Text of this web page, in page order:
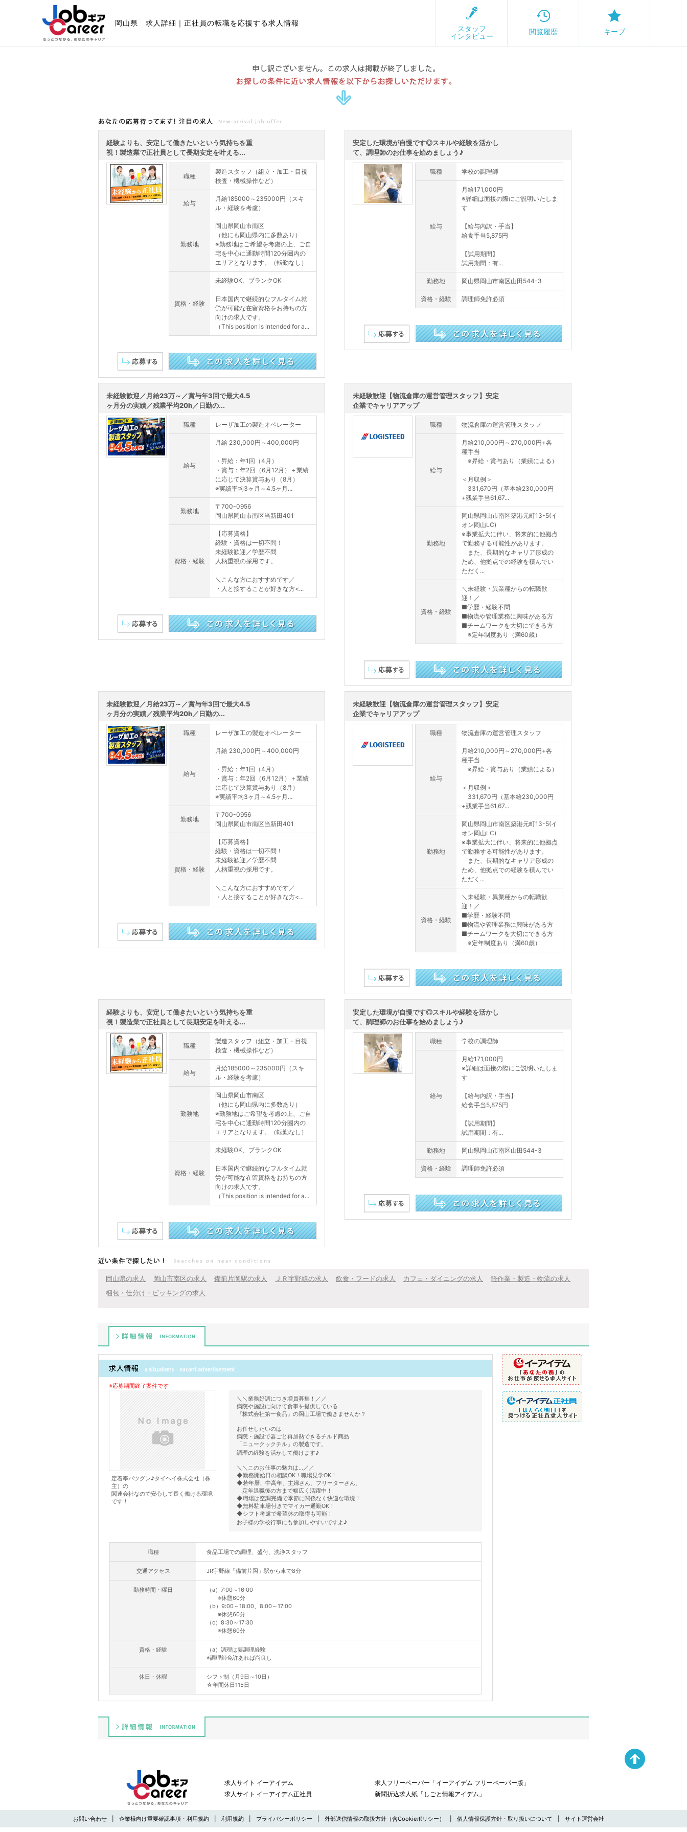
岡山県 求人詳細｜正社員の転職を応援する求人情報
スタッフ
インタビュー
閲覧履歴 キープ
あなたの応募待ってます!注目の求人
経験よりも、安定して働きたいという気持ちを重
視！製造業で正社員として長期安定を叶える...
職種
製造スタッフ（組立・加工・目視
検査・機械操作など）
給与
月給185000～235000円（スキ
ル・経験を考慮）
勤務地
岡山県岡山市南区
（他にも岡山県内に多数あり）
※勤務地はご希望を考慮の上、ご自
宅を中心に通勤時間120分圏内の
エリアとなります。（転勤なし）
資格・経験
未経験OK、ブランクOK
日本国内で継続的なフルタイム就
労が可能な在留資格をお持ちの方
向けの求人です。
（This position is intended for a...
安定した環境が自慢です◎スキルや経験を活かし
て、調理師のお仕事を始めましょう♪
職種 学校の調理師
給与
月給171,000円
※詳細は面接の際にご説明いたしま
す
【給与内訳・手当】
給食手当5,875円
【試用期間】
試用期間：有...
勤務地 岡山県岡山市南区山田544-3
資格・経験 調理師免許必須
未経験歓迎／月給23万～／賞与年3回で最大4.5
ヶ月分の実績／残業平均20h／日勤の...
職種 レーザ加工の製造オペレーター
給与
月給 230,000円～400,000円
・昇給：年1回（4月）
・賞与：年2回（6月12月）＋業績
に応じて決算賞与あり（8月）
※実績平均3ヶ月～4.5ヶ月...
勤務地
〒700-0956
岡山県岡山市南区当新田401
資格・経験
【応募資格】
経験・資格は一切不問！
未経験歓迎／学歴不問
人柄重視の採用です。
＼こんな方におすすめです／
・人と接することが好きな方<...
未経験歓迎【物流倉庫の運営管理スタッフ】安定
企業でキャリアアップ
職種 物流倉庫の運営管理スタッフ
給与
月給210,000円～270,000円+各
種手当
※昇給・賞与あり（業績による）
＜月収例＞
331,670円（基本給230,000円
+残業手当61,67...
勤務地
岡山県岡山市南区築港元町13-5(イ
オン岡山LC)
※事業拡大に伴い、将来的に他拠点
で勤務する可能性があります。
また、長期的なキャリア形成の
ため、他拠点での経験を積んでい
ただく...
資格・経験
＼未経験・異業種からの転職歓
迎！／
■学歴・経験不問
■物流や管理業務に興味がある方
■チームワークを大切にできる方
※定年制度あり（満60歳）
未経験歓迎／月給23万～／賞与年3回で最大4.5
ヶ月分の実績／残業平均20h／日勤の...
職種 レーザ加工の製造オペレーター
給与
月給 230,000円～400,000円
・昇給：年1回（4月）
・賞与：年2回（6月12月）＋業績
に応じて決算賞与あり（8月）
※実績平均3ヶ月～4.5ヶ月...
勤務地
〒700-0956
岡山県岡山市南区当新田401
資格・経験
【応募資格】
経験・資格は一切不問！
未経験歓迎／学歴不問
人柄重視の採用です。
＼こんな方におすすめです／
・人と接することが好きな方<...
未経験歓迎【物流倉庫の運営管理スタッフ】安定
企業でキャリアアップ
職種 物流倉庫の運営管理スタッフ
給与
月給210,000円～270,000円+各
種手当
※昇給・賞与あり（業績による）
＜月収例＞
331,670円（基本給230,000円
+残業手当61,67...
勤務地
岡山県岡山市南区築港元町13-5(イ
オン岡山LC)
※事業拡大に伴い、将来的に他拠点
で勤務する可能性があります。
また、長期的なキャリア形成の
ため、他拠点での経験を積んでい
ただく...
資格・経験
＼未経験・異業種からの転職歓
迎！／
■学歴・経験不問
■物流や管理業務に興味がある方
■チームワークを大切にできる方
※定年制度あり（満60歳）
経験よりも、安定して働きたいという気持ちを重
視！製造業で正社員として長期安定を叶える...
職種
製造スタッフ（組立・加工・目視
検査・機械操作など）
給与
月給185000～235000円（スキ
ル・経験を考慮）
勤務地
岡山県岡山市南区
（他にも岡山県内に多数あり）
※勤務地はご希望を考慮の上、ご自
宅を中心に通勤時間120分圏内の
エリアとなります。（転勤なし）
資格・経験
未経験OK、ブランクOK
日本国内で継続的なフルタイム就
労が可能な在留資格をお持ちの方
向けの求人です。
（This position is intended for a...
安定した環境が自慢です◎スキルや経験を活かし
て、調理師のお仕事を始めましょう♪
職種 学校の調理師
給与
月給171,000円
※詳細は面接の際にご説明いたしま
す
【給与内訳・手当】
給食手当5,875円
【試用期間】
試用期間：有...
勤務地 岡山県岡山市南区山田544-3
資格・経験 調理師免許必須
岡山県の求人 岡山市南区の求人 備前片岡駅の求人 ＪＲ宇野線の求人 飲食・フードの求人 カフェ・ダイニングの求人
軽作業・製造・物流の求人
梱包・仕分け・ピッキングの求人
※応募期間終了案件です
定着率バツグン♪タイヘイ株式会社（株
主）の
関連会社なので安心して長く働ける環境
です！
＼＼業務好調につき増員募集！／／
病院や施設に向けて食事を提供している
『株式会社第一食品』の岡山工場で働きませんか？
お任せしたいのは
病院・施設で器ごと再加熱できるチルド商品
「ニュークックチル」の製造です。
調理の経験を活かして働けます♪
＼＼このお仕事の魅力は…／／
◆勤務開始日の相談OK！職場見学OK！
◆若年層、中高年、主婦さん、フリーターさん、
定年退職後の方まで幅広く活躍中！
◆職場は空調完備で季節に関係なく快適な環境！
◆無料駐車場付きでマイカー通勤OK！
◆シフト考慮で希望休の取得も可能！
お子様の学校行事にも参加しやすいですよ♪
職種 食品工場での調理、盛付、洗浄スタッフ
交通アクセス JR宇野線「備前片岡」駅から車で8分
勤務時間・曜日
（a）7:00～16:00
※休憩60分
（b）9:00～18:00、8:00～17:00
※休憩60分
（c）8:30～17:30
※休憩60分
資格・経験
（a）調理は要調理経験
※調理師免許あれば尚良し
休日・休暇
シフト制（月9日～10日）
☆年間休日115日
求人サイト イーアイデム
求人サイト イーアイデム正社員
求人フリーペーパー「イーアイデム フリーペーパー版」
新聞折込求人紙「しごと情報アイデム」
お問い合わせ 企業様向け重要確認事項・利用規約 利用規約 プライバシーポリシー 外部送信情報の取扱方針（含Cookieポリシー） 個人情報保護方針・取り扱いについて サイト運営会社